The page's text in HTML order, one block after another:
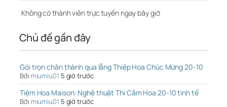
Không có thành viên trực tuyến ngay bây giờ
Chủ đề gần đây
Gói trọn chân thành qua lẵng Thiệp Hoa Chúc Mừng 20-10
Bởi miumiu01 5 giờ trước
Tiệm Hoa Maison: Nghệ thuật Thi Cắm Hoa 20-10 tinh tế
Bởi miumiu01 5 giờ trước